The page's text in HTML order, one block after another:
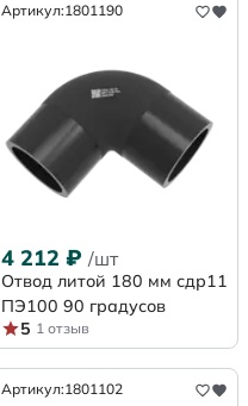
Артикул:1801190
4 212 ₽ /шт
Отвод литой 180 мм сдр11
ПЭ100 90 градусов
5 1 отзыв
Артикул:1801102